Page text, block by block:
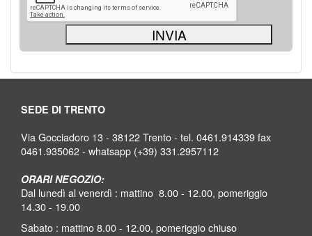
SEDE DI TRENTO
Via Gocciadoro 13 - 38122 Trento - tel. 0461.914339 fax
0461.935062 - whatsapp (+39) 331.2957112
ORARI NEGOZIO:
Dal lunedì al venerdì : mattino 8.00 - 12.00, pomeriggio
14.30 - 19.00
Sabato : mattino 8.00 - 12.00, pomeriggio chiuso